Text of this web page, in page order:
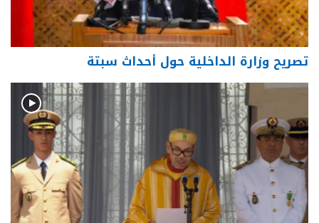
تصريح وزارة الداخلية حول أحداث سبتة